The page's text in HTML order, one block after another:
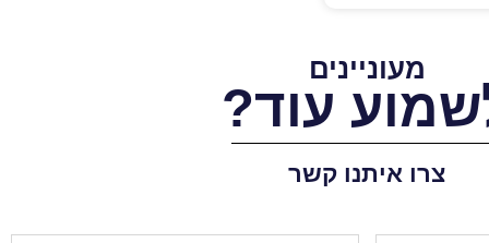
מעוניינים
עוד?
צרו איתנו קשר